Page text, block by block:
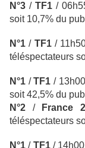
N°3 / TF1 /
soit 10,7% du
N°1 / TF1/
téléspectateurs
N°1 /TF1 /
soit 42,5% du
N°2 / France
téléspectateurs
N°1 / TF1/